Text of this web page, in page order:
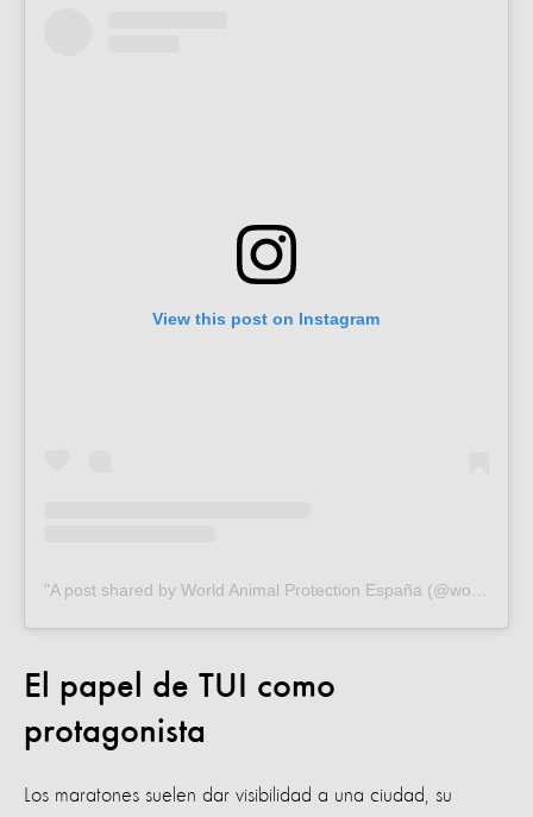
View this post on Instagram
A post shared by World Animal Protection España (@worldanimalprotection.es)
El papel de TUI como
protagonista
Los maratones suelen dar visibilidad a una ciudad, su